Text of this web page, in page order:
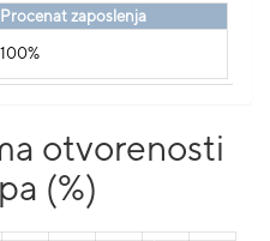
Procenat zaposlenja
100%
otvorenosti
(%)